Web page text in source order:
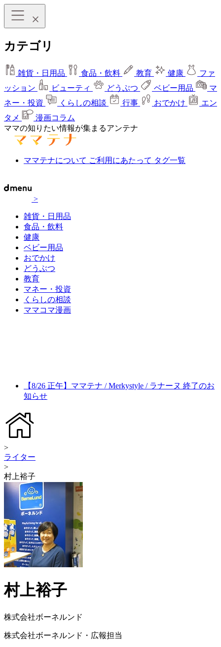
カテゴリ
雑貨・日用品 食品・飲料 教育 健康
ファ
ッション
ビューティ どうぶつ ベビー用品
マ
ネー・投資
くらしの相談 行事 おでかけ
エン
タメ
漫画コラム
ママの知りたい情報が集まるアンテナ
ママテナについて ご利用にあたって タグ一覧
>
雑貨・日用品
食品・飲料
健康
ベビー用品
おでかけ
どうぶつ
教育
マネー・投資
くらしの相談
ママコマ漫画
【8/26 正午】ママテナ / Merkystyle / ラナーヌ 終了のお
知らせ
>
ライター
>
村上裕子
村上裕子
株式会社ボーネルンド
株式会社ボーネルンド・広報担当